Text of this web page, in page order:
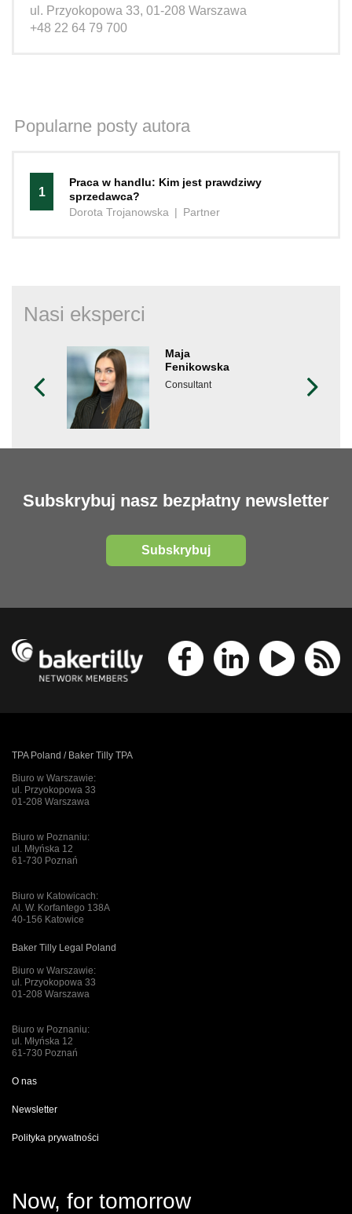
ul. Przyokopowa 33, 01-208 Warszawa
+48 22 64 79 700
Popularne posty autora
1
Praca w handlu: Kim jest prawdziwy
sprzedawca?
Dorota Trojanowska | Partner
Nasi eksperci
Maja
Fenikowska
Consultant
Subskrybuj nasz bezpłatny newsletter
Subskrybuj
TPA Poland / Baker Tilly TPA
Biuro w Warszawie:
ul. Przyokopowa 33
01-208 Warszawa
Biuro w Poznaniu:
ul. Młyńska 12
61-730 Poznań
Biuro w Katowicach:
Al. W. Korfantego 138A
40-156 Katowice
Baker Tilly Legal Poland
Biuro w Warszawie:
ul. Przyokopowa 33
01-208 Warszawa
Biuro w Poznaniu:
ul. Młyńska 12
61-730 Poznań
O nas
Newsletter
Polityka prywatności
Now, for tomorrow